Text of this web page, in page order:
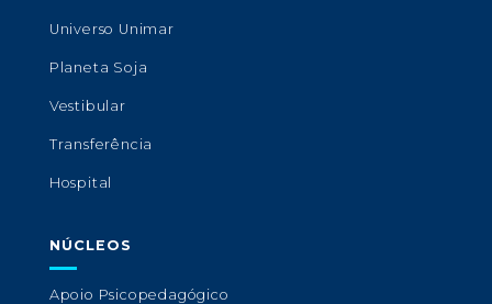
Universo Unimar
Planeta Soja
Vestibular
Transferência
Hospital
NÚCLEOS
Apoio Psicopedagógico